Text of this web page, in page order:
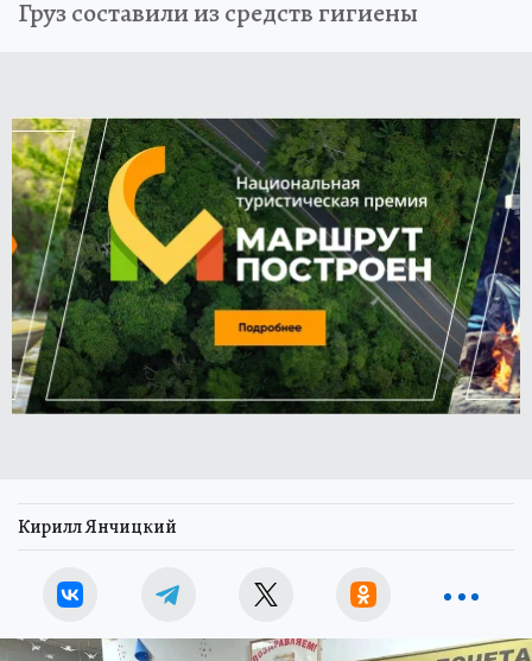
Груз составили из средств гигиены
Кирилл Янчицкий